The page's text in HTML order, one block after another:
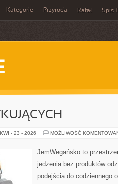
Kategorie Przyroda Rafał Spis
KWI - 23 - 2026 MOŻLIWOŚĆ
JemWegańsko to
jedzenia bez produktów
podejścia do codziennego